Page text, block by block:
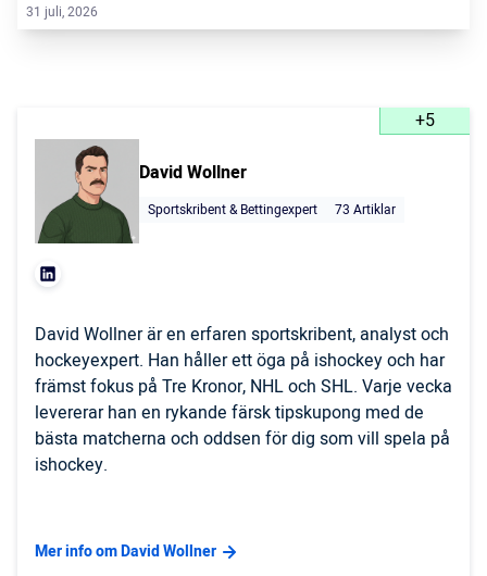
31 juli, 2026
+5
David Wollner
Sportskribent & Bettingexpert 73 Artiklar
David Wollner är en erfaren sportskribent, analyst och
hockeyexpert. Han håller ett öga på ishockey och har
främst fokus på Tre Kronor, NHL och SHL. Varje vecka
levererar han en rykande färsk tipskupong med de
bästa matcherna och oddsen för dig som vill spela på
ishockey.
Mer info om David Wollner